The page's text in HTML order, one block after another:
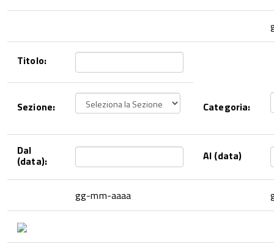
Titolo:
Sezione: Categoria:
Dal
(data): Al (data)
gg-mm-aaaa